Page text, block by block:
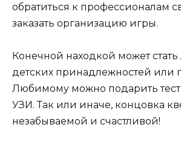
обратиться к профессионалам
заказать организацию игры.
Конечной находкой может
детских принадлежностей или
Любимому можно подарить
УЗИ. Так или иначе, концовка
незабываемой и счастливой!